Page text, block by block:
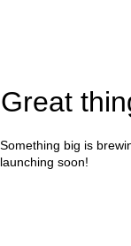
Great
Something big is
launching soon!